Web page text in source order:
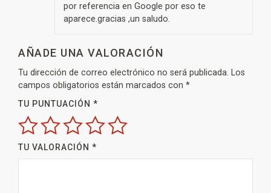
por referencia en Google por eso te
aparece.gracias ,un saludo.
AÑADE UNA VALORACIÓN
Tu dirección de correo electrónico no será publicada. Los
campos obligatorios están marcados con *
TU PUNTUACIÓN *
TU VALORACIÓN *